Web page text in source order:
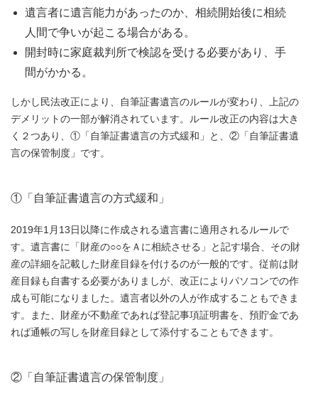
遺言者に遺言能力があったのか、相続開始後に相続
人間で争いが起こる場合がある。
開封時に家庭裁判所で検認を受ける必要があり、手
間がかかる。
しかし民法改正により、自筆証書遺言のルールが変わり、上記の
デメリットの一部が解消されています。ルール改正の内容は大き
く２つあり、①「自筆証書遺言の方式緩和」と、②「自筆証書遺
言の保管制度」です。
①「自筆証書遺言の方式緩和」
2019年1月13日以降に作成される遺言書に適用されるルールで
す。遺言書に「財産の○○をＡに相続させる」と記す場合、その財
産の詳細を記載した財産目録を付けるのが一般的です。従前は財
産目録も自書する必要がありましが、改正によりパソコンでの作
成も可能になりました。遺言者以外の人が作成することもできま
す。また、財産が不動産であれば登記事項証明書を、預貯金であ
れば通帳の写しを財産目録として添付することもできます。
②「自筆証書遺言の保管制度」